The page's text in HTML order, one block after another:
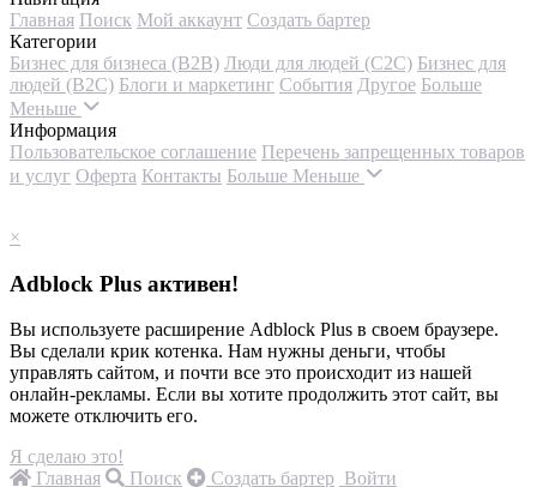
Главная Поиск Мой аккаунт Создать бартер
Категории
Бизнес для бизнеса (B2B) Люди для людей (С2С) Бизнес для
людей (B2C) Блоги и маркетинг События Другое Больше
Меньше
Информация
Пользовательское соглашение Перечень запрещенных товаров
и услуг Оферта Контакты Больше Меньше
×
Adblock Plus активен!
Вы используете расширение Adblock Plus в своем браузере.
Вы сделали крик котенка. Нам нужны деньги, чтобы
управлять сайтом, и почти все это происходит из нашей
онлайн-рекламы. Если вы хотите продолжить этот сайт, вы
можете отключить его.
Я сделаю это!
Главная
Поиск Создать бартер Войти